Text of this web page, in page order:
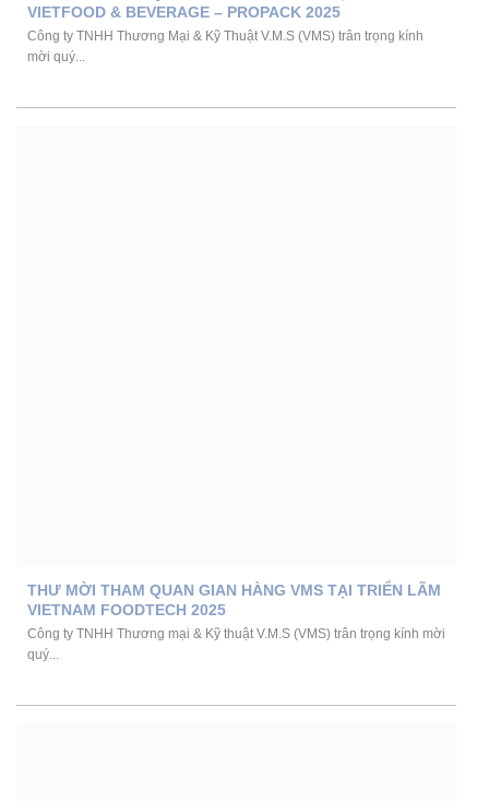
VIETFOOD & BEVERAGE – PROPACK 2025
Công ty TNHH Thương Mại & Kỹ Thuật V.M.S (VMS) trân trọng kính
mời quý...
THƯ MỜI THAM QUAN GIAN HÀNG VMS TẠI TRIỂN LÃM
VIETNAM FOODTECH 2025
Công ty TNHH Thương mại & Kỹ thuật V.M.S (VMS) trân trọng kính mời
quý...